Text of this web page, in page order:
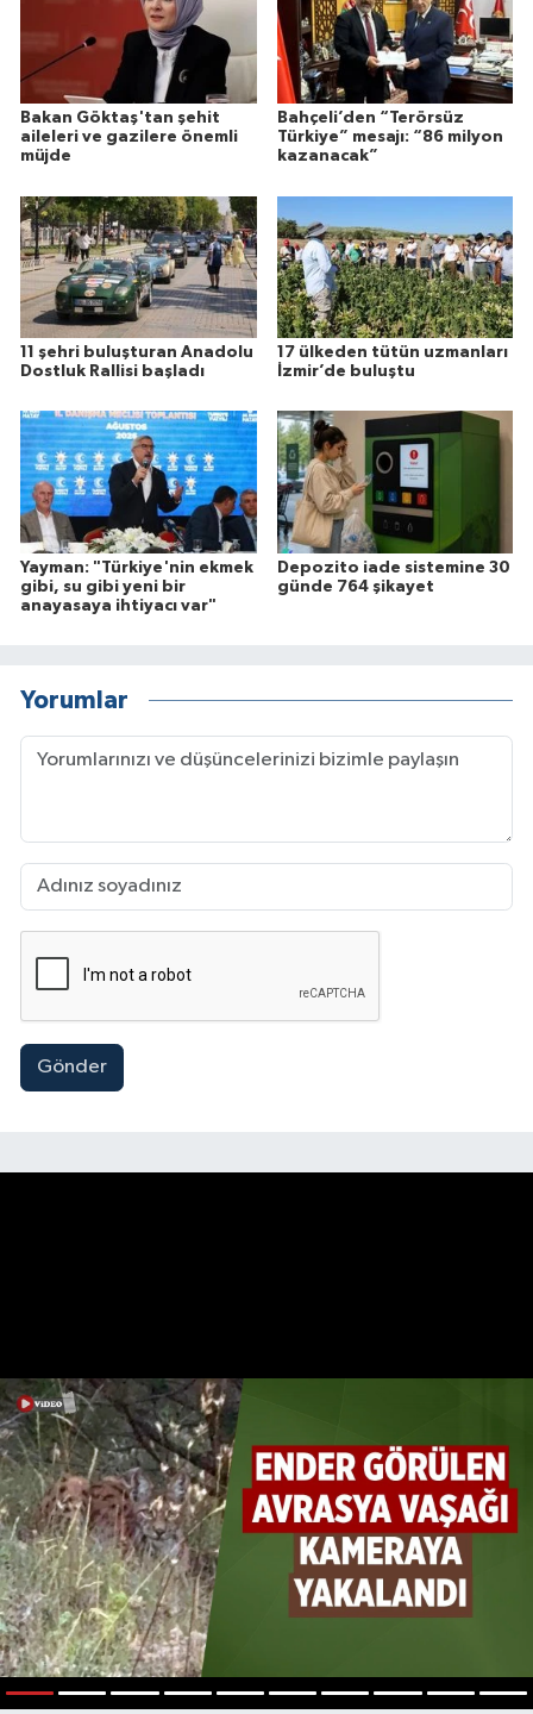
Bakan Göktaş'tan şehit
aileleri ve gazilere önemli
müjde
Bahçeli’den “Terörsüz
Türkiye” mesajı: “86 milyon
kazanacak”
11 şehri buluşturan Anadolu
Dostluk Rallisi başladı
17 ülkeden tütün uzmanları
İzmir’de buluştu
Yayman: "Türkiye'nin ekmek
gibi, su gibi yeni bir
anayasaya ihtiyacı var"
Depozito iade sistemine 30
günde 764 şikayet
Yorumlar
Gönder